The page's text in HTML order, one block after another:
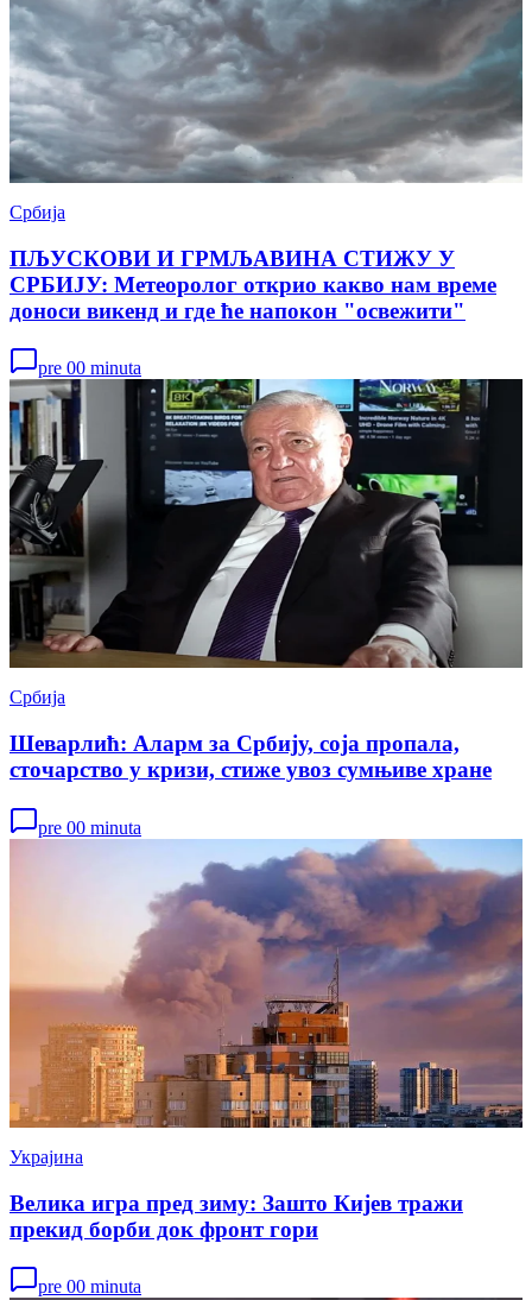
Србија
ПЉУСКОВИ И ГРМЉАВИНА СТИЖУ У
СРБИЈУ: Метеоролог открио какво нам време
доноси викенд и где ће напокон "освежити"
pre 00 minuta
Србија
Шеварлић: Аларм за Србију, соја пропала,
сточарство у кризи, стиже увоз сумњиве хране
pre 00 minuta
Украјина
Велика игра пред зиму: Зашто Кијев тражи
прекид борби док фронт гори
pre 00 minuta